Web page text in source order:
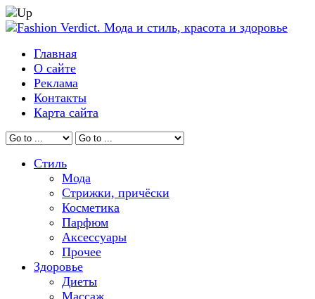
Главная
О сайте
Реклама
Контакты
Карта сайта
Стиль
Мода
Стрижки, причёски
Косметика
Парфюм
Аксессуары
Прочее
Здоровье
Диеты
Массаж